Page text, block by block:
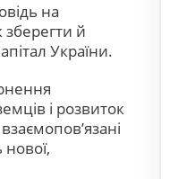
на
й
України.
і розвиток